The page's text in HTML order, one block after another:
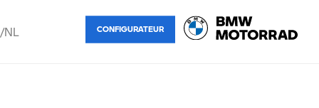
NL CONFIGURATEUR